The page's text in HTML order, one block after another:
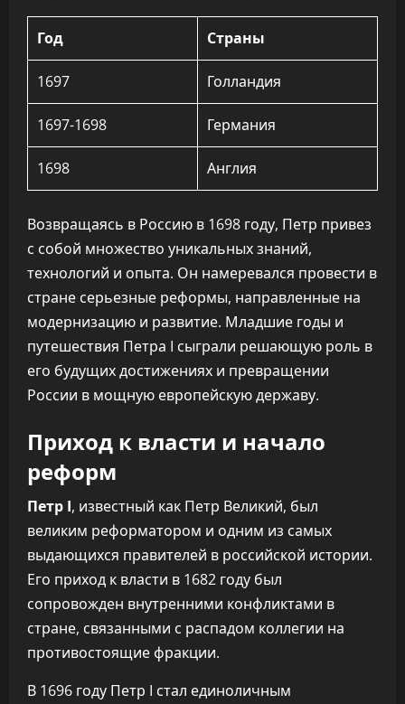
Год Страны
1697 Голландия
1697-1698 Германия
1698 Англия
Возвращаясь в Россию в 1698 году, Петр привез
с собой множество уникальных знаний,
технологий и опыта. Он намеревался провести в
стране серьезные реформы, направленные на
модернизацию и развитие. Младшие годы и
путешествия Петра I сыграли решающую роль в
его будущих достижениях и превращении
России в мощную европейскую державу.
Приход к власти и начало
реформ
Петр I, известный как Петр Великий, был
великим реформатором и одним из самых
выдающихся правителей в российской истории.
Его приход к власти в 1682 году был
сопровожден внутренними конфликтами в
стране, связанными с распадом коллегии на
противостоящие фракции.
В 1696 году Петр I стал единоличным